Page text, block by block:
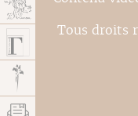
Tous droits